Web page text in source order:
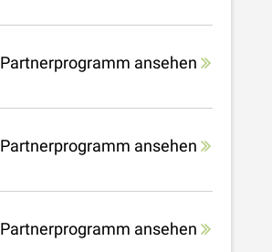
Partnerprogramm ansehen
Partnerprogramm ansehen
Partnerprogramm ansehen